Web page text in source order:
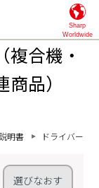
Sharp
Worldwide
合機・
品）
明書 ドライバー
選びなおす